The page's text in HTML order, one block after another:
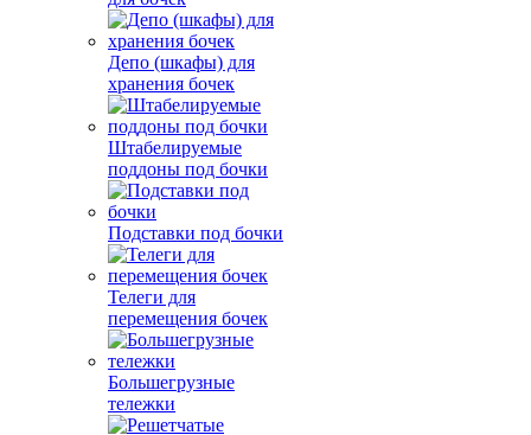
Депо (шкафы) для
хранения бочек
Штабелируемые
поддоны под бочки
Подставки под бочки
Телеги для
перемещения бочек
Большегрузные
тележки